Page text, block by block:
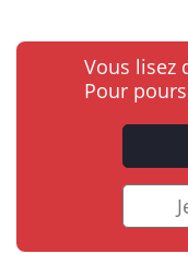
Vous lisez
Pour